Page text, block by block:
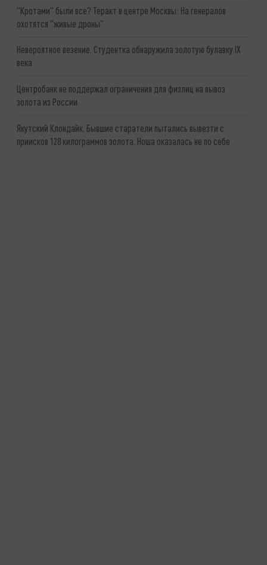
"Кротами" были все? Теракт в центре Москвы: На генералов
охотятся "живые дроны"
Невероятное везение. Студентка обнаружила золотую булавку IX
века
Центробанк не поддержал ограничения для физлиц на вывоз
золота из России
Якутский Клондайк. Бывшие старатели пытались вывезти с
приисков 128 килограммов золота. Ноша оказалась не по себе